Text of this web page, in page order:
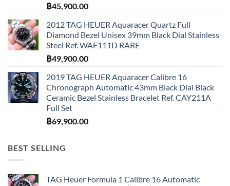
฿45,900.00
2012 TAG HEUER Aquaracer Quartz Full
Diamond Bezel Unisex 39mm Black Dial Stainless
Steel Ref. WAF111D RARE
฿49,900.00
2019 TAG HEUER Aquaracer Calibre 16
Chronograph Automatic 43mm Black Dial Black
Ceramic Bezel Stainless Bracelet Ref. CAY211A
Full Set
฿69,900.00
BEST SELLING
TAG Heuer Formula 1 Calibre 16 Automatic